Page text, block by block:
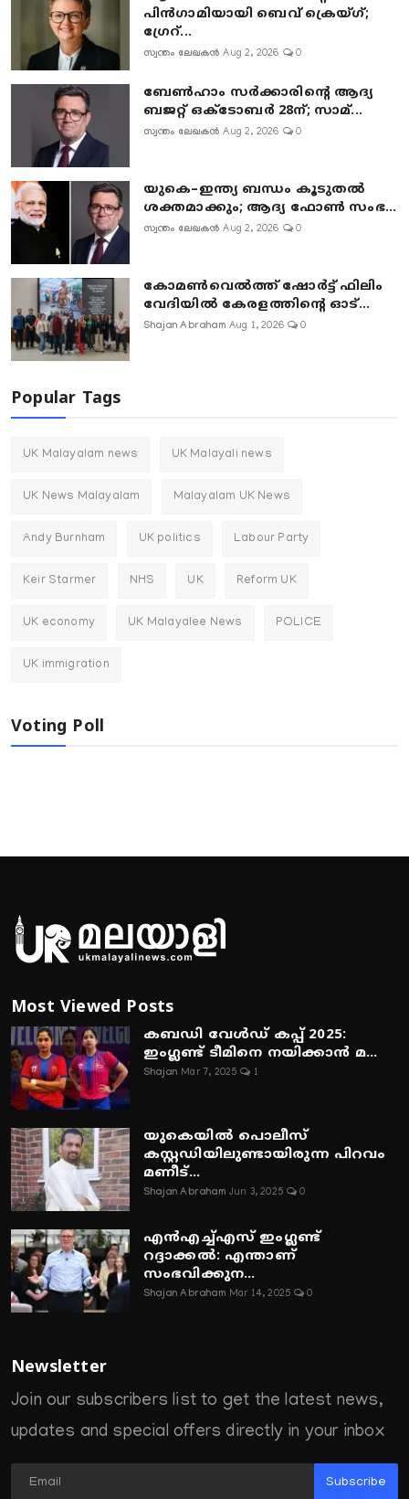
പിൻഗാമിയായി ബെവ് ക്രെയ്ഗ്;
ഗ്രേറ്...
സ്വന്തം ലേഖകൻ Aug 2, 2026 0
ബേൺഹാം സർക്കാരിന്റെ ആദ്യ
ബജറ്റ് ഒക്ടോബർ 28ന്; സാമ്...
സ്വന്തം ലേഖകൻ Aug 2, 2026 0
യുകെ–ഇന്ത്യ ബന്ധം കൂടുതൽ
ശക്തമാക്കും; ആദ്യ ഫോൺ സംഭ...
സ്വന്തം ലേഖകൻ Aug 2, 2026 0
കോമൺവെൽത്ത് ഷോർട്ട് ഫിലിം
വേദിയിൽ കേരളത്തിന്റെ ഓട്...
Shajan Abraham Aug 1, 2026 0
Popular Tags
UK Malayalam news UK Malayali news
UK News Malayalam Malayalam UK News
Andy Burnham UK politics Labour Party
Keir Starmer NHS UK Reform UK
UK economy UK Malayalee News POLICE
UK immigration
Voting Poll
Most Viewed Posts
കബഡി വേൾഡ് കപ്പ് 2025:
ഇംഗ്ലണ്ട് ടീമിനെ നയിക്കാൻ മ...
Shajan Mar 7, 2025 1
യുകെയിൽ പൊലീസ്
കസ്റ്റഡിയിലുണ്ടായിരുന്ന പിറവം
മണീട്...
Shajan Abraham Jun 3, 2025 0
എൻഎച്ച്എസ് ഇംഗ്ലണ്ട്
റദ്ദാക്കൽ: എന്താണ്
സംഭവിക്കുന...
Shajan Abraham Mar 14, 2025 0
Newsletter
Join our subscribers list to get the latest news,
updates and special offers directly in your inbox
Subscribe